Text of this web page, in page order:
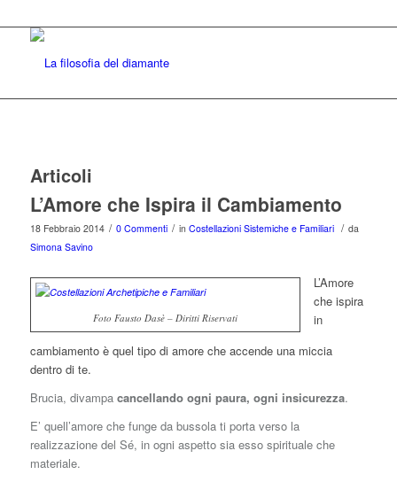
Articoli
L’Amore che Ispira il Cambiamento
18 Febbraio 2014 / 0 Commenti / in Costellazioni Sistemiche e Familiari / da
Simona Savino
Foto Fausto Dasè – Diritti Riservati
L’Amore
che ispira
in
cambiamento è quel tipo di amore che accende una miccia
dentro di te.
Brucia, divampa cancellando ogni paura, ogni insicurezza.
E’ quell’amore che funge da bussola ti porta verso la
realizzazione del Sé, in ogni aspetto sia esso spirituale che
materiale.